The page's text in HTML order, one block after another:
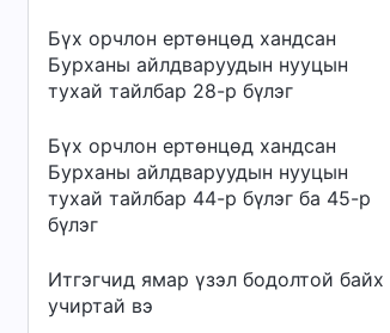
Бүх орчлон ертөнцөд хандсан
Бурханы айлдваруудын нууцын
тухай тайлбар 28-р бүлэг
Бүх орчлон ертөнцөд хандсан
Бурханы айлдваруудын нууцын
тухай тайлбар 44-р бүлэг ба 45-р
бүлэг
Итгэгчид ямар үзэл бодолтой байх
учиртай вэ